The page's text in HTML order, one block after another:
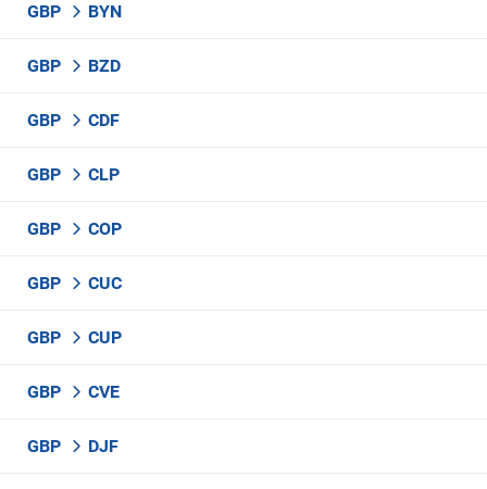
GBP BYN
GBP BZD
GBP CDF
GBP CLP
GBP COP
GBP CUC
GBP CUP
GBP CVE
GBP DJF